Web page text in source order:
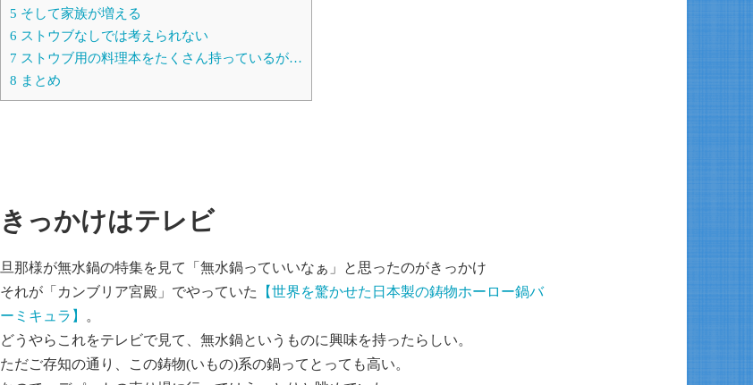
5 そして家族が増える
6 ストウブなしでは考えられない
7 ストウブ用の料理本をたくさん持っているが…
8 まとめ
きっかけはテレビ
旦那様が無水鍋の特集を見て「無水鍋っていいなぁ」と思ったのがきっかけ
それが「カンブリア宮殿」でやっていた
【世界を驚かせた日本製の鋳物ホーロー鍋バ
ーミキュラ】
。
どうやらこれをテレビで見て、無水鍋というものに興味を持ったらしい。
ただご存知の通り、この鋳物(いもの)系の鍋ってとっても高い。